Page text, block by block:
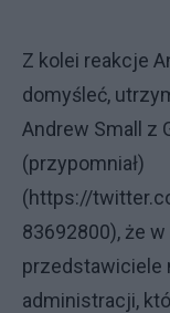
Z kolei reakcje
domyśleć,
Andrew Small z
(przypomniał)
(https://
83692800), że
przedstawiciele
administracji,